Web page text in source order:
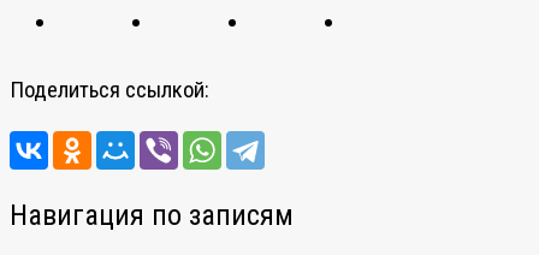
Поделиться ссылкой:
Навигация по записям